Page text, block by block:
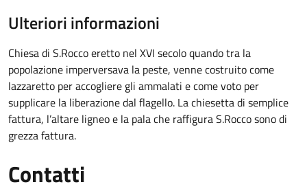
Ulteriori informazioni
Chiesa di S.Rocco eretto nel XVI secolo quando tra la
popolazione imperversava la peste, venne costruito come
lazzaretto per accogliere gli ammalati e come voto per
supplicare la liberazione dal flagello. La chiesetta di semplice
fattura, l’altare ligneo e la pala che raffigura S.Rocco sono di
grezza fattura.
Contatti